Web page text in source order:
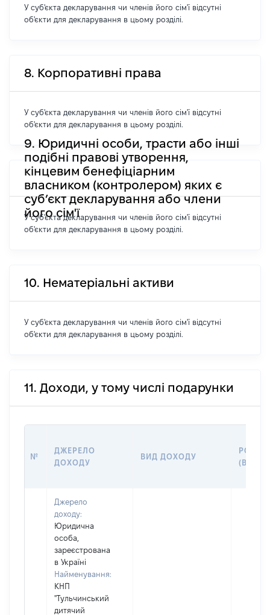
У суб'єкта декларування чи членів його сім'ї відсутні
об'єкти для декларування в цьому розділі.
8. Корпоративні права
У суб'єкта декларування чи членів його сім'ї відсутні
об'єкти для декларування в цьому розділі.
9. Юридичні особи, трасти або інші
подібні правові утворення,
кінцевим бенефіціарним
власником (контролером) яких є
суб’єкт декларування або члени
його сім'ї
У суб'єкта декларування чи членів його сім'ї відсутні
об'єкти для декларування в цьому розділі.
10. Нематеріальні активи
У суб'єкта декларування чи членів його сім'ї відсутні
об'єкти для декларування в цьому розділі.
11. Доходи, у тому числі подарунки
№
ДЖЕРЕЛО
ДОХОДУ
ВИД ДОХОДУ
Джерело
доходу:
Юридична
особа,
зареєстрована
в Україні
Найменування:
КНП
"Тульчинський
дитячий